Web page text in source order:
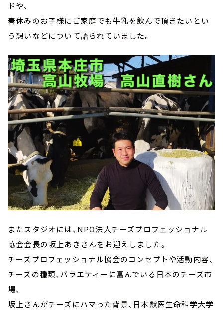
ドや、
春休みのお子様にご家庭でも牛乳を飲んで頂きたいとい
う想いなどについて語られていました。
またスタジオには、NPO法人チーズプロフェッショナル
協会会長の坂上あきさんをお迎えしました。
チーズプロフェッショナル協会のコンセプトや活動内容、
チーズの種類、バラエティーに富んでいる日本のチーズ市
場、
坂上さんがチーズにハマった背景、日本獣医生命科学大学